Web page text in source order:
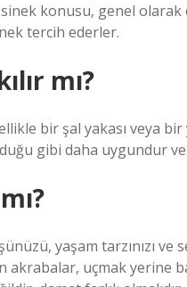
konusu, genel olarak
tercih ederler.
mı?
bir şal yakası veya
gibi daha uygundur
yaşam tarzınızı
akrabalar, uçmak yerine